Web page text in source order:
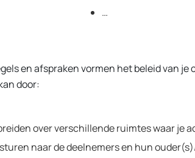
…
en afspraken vormen het beleid van
door:
over verschillende ruimtes waar je
naar de deelnemers en hun